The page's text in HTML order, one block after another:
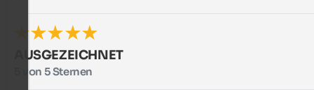
AUSGEZEICHNET
5 von 5 Sternen